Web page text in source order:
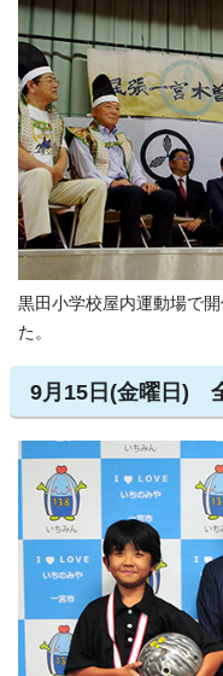
黒田小学校屋内運動場で
た。
9月15日(金曜日)